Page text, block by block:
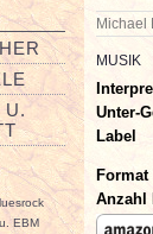
U.
EBM
Michael
MUSIK
Unter-
Label
Format
Anzahl